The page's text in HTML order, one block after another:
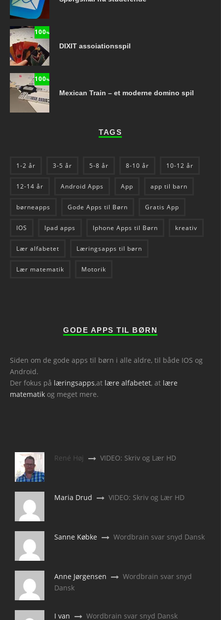
100%
DIXIT assoiationsspil
100%
Mexican Train – et moderne domino spil
TAGS
1-2 år 3-5 år 5-8 år 8-10 år 10-12 år
12-14 år Android Apps App app til barn
børneapps Gode Apps til Børn Gratis App
IOS Ipad apps Iphone Apps til Børn kreativ
Lær alfabetet Læringsapps til børn
Lær matematik Motorik
GODE APPS TIL BØRN
Siden om de gode apps til børn i alle aldre, til både IOS og
Android.
Der fokus på læringsapps,at lære alfabetet, at lære
matematik og meget mere.
René Høj VIDEO: Skriv og Lær HD
Maria Drud VIDEO: Skriv og Lær HD
Sanne Købke Wordbrain svar snyd Dansk
Anne Jørgensen
Wordbrain svar snyd
Dansk
I van Wordbrain svar snyd Dansk